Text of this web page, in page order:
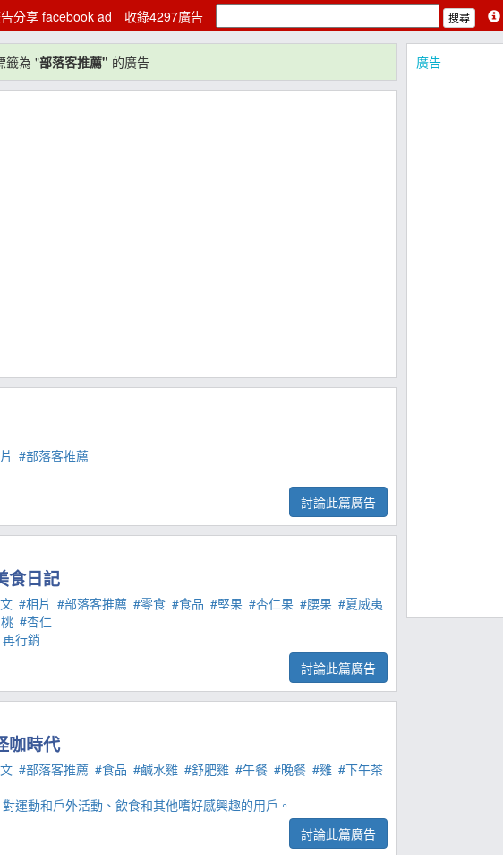
分享 facebook ad 收錄4297廣告
籤為 "部落客推薦" 的廣告
#部落客推薦
討論此篇廣告
食日記
#相片 #部落客推薦 #零食 #食品 #堅果 #杏仁果 #腰果 #夏威夷
#杏仁
再行銷
討論此篇廣告
咖時代
#部落客推薦 #食品 #鹹水雞 #舒肥雞 #午餐 #晚餐 #雞 #下午茶
對運動和戶外活動、飲食和其他嗜好感興趣的用戶。
討論此篇廣告
廣告